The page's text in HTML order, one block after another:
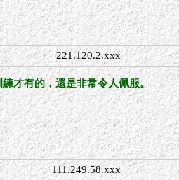
221.120.2.xxx
才有的，還是非常令人佩服。
111.249.58.xxx